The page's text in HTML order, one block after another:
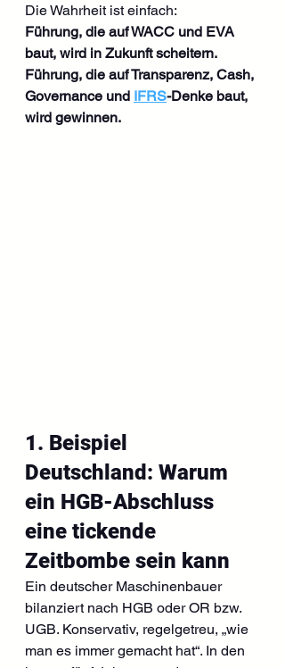
Die Wahrheit ist einfach:
Führung, die auf WACC und EVA
baut, wird in Zukunft scheitern.
Führung, die auf Transparenz, Cash,
Governance und IFRS-Denke baut,
wird gewinnen.
1. Beispiel
Deutschland: Warum
ein HGB-Abschluss
eine tickende
Zeitbombe sein kann
Ein deutscher Maschinenbauer
bilanziert nach HGB oder OR bzw.
UGB. Konservativ, regelgetreu, „wie
man es immer gemacht hat“. In den